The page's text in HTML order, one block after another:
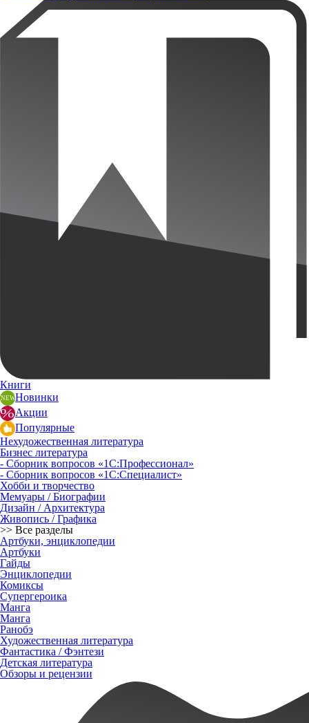
Книги
Новинки
Акции
Популярные
Нехудожественная литература
Бизнес литература
- Сборник вопросов «1С:Профессионал»
- Сборник вопросов «1С:Специалист»
Хобби и творчество
Мемуары / Биографии
Дизайн / Архитектура
Живопись / Графика
>> Все разделы
Артбуки, энциклопедии
Артбуки
Гайды
Энциклопедии
Комиксы
Супергероика
Манга
Манга
Ранобэ
Художественная литература
Фантастика / Фэнтези
Детская литература
Обзоры и рецензии